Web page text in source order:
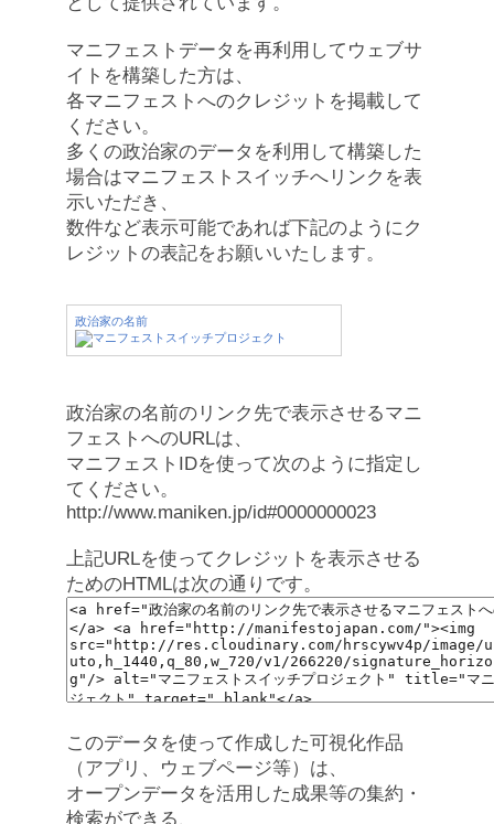
マニフェストデータを再利用してウェブサ
イトを構築した方は、
各マニフェストへのクレジットを掲載して
ください。
多くの政治家のデータを利用して構築した
場合はマニフェストスイッチへリンクを表
示いただき、
数件など表示可能であれば下記のようにク
レジットの表記をお願いいたします。
政治家の名前
政治家の名前のリンク先で表示させるマニ
フェストへのURLは、
マニフェストIDを使って次のように指定し
てください。
http://www.maniken.jp/id#0000000023
上記URLを使ってクレジットを表示させる
ためのHTMLは次の通りです。
このデータを使って作成した可視化作品
（アプリ、ウェブページ等）は、
オープンデータを活用した成果等の集約・
検索ができる、